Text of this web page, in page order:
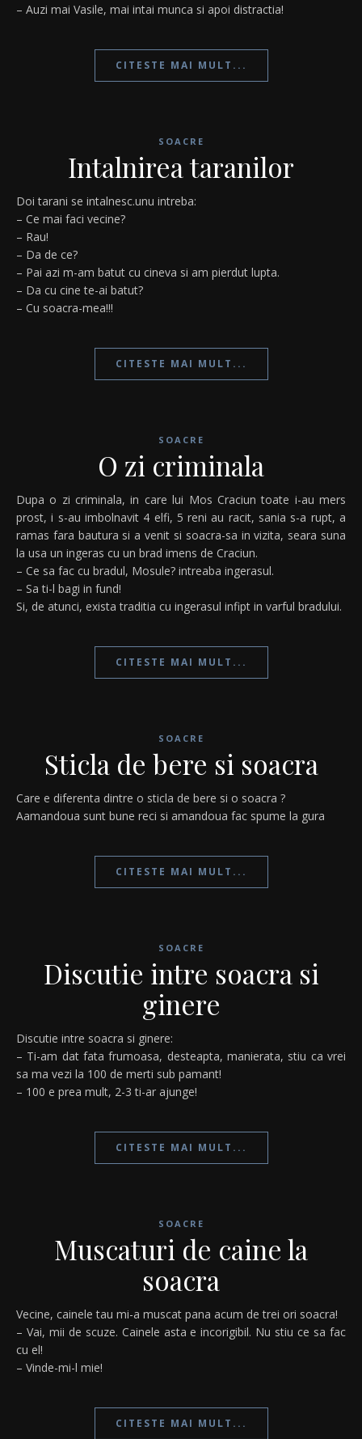
– Auzi mai Vasile, mai intai munca si apoi distractia!
CITESTE MAI MULT...
SOACRE
Intalnirea taranilor
Doi tarani se intalnesc.unu intreba:
– Ce mai faci vecine?
– Rau!
– Da de ce?
– Pai azi m-am batut cu cineva si am pierdut lupta.
– Da cu cine te-ai batut?
– Cu soacra-mea!!!
CITESTE MAI MULT...
SOACRE
O zi criminala
Dupa o zi criminala, in care lui Mos Craciun toate i-au mers
prost, i s-au imbolnavit 4 elfi, 5 reni au racit, sania s-a rupt, a
ramas fara bautura si a venit si soacra-sa in vizita, seara suna
la usa un ingeras cu un brad imens de Craciun.
– Ce sa fac cu bradul, Mosule? intreaba ingerasul.
– Sa ti-l bagi in fund!
Si, de atunci, exista traditia cu ingerasul infipt in varful bradului.
CITESTE MAI MULT...
SOACRE
Sticla de bere si soacra
Care e diferenta dintre o sticla de bere si o soacra ?
Aamandoua sunt bune reci si amandoua fac spume la gura
CITESTE MAI MULT...
SOACRE
Discutie intre soacra si
ginere
Discutie intre soacra si ginere:
– Ti-am dat fata frumoasa, desteapta, manierata, stiu ca vrei
sa ma vezi la 100 de merti sub pamant!
– 100 e prea mult, 2-3 ti-ar ajunge!
CITESTE MAI MULT...
SOACRE
Muscaturi de caine la
soacra
Vecine, cainele tau mi-a muscat pana acum de trei ori soacra!
– Vai, mii de scuze. Cainele asta e incorigibil. Nu stiu ce sa fac
cu el!
– Vinde-mi-l mie!
CITESTE MAI MULT...